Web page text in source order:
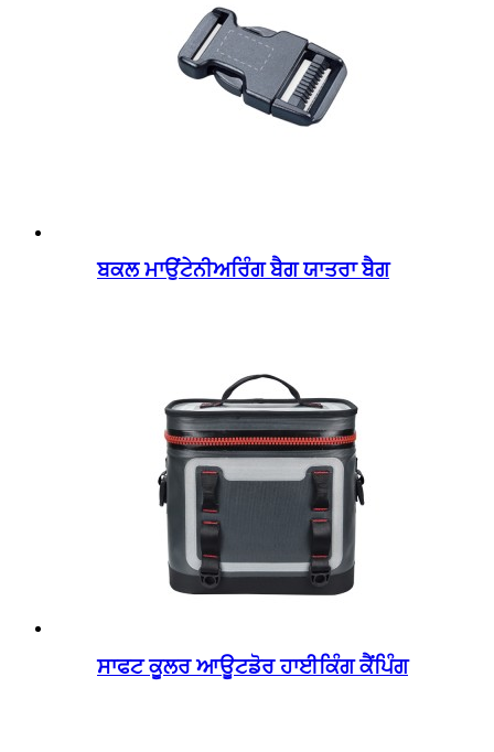
ਬਕਲ ਮਾਉਂਟੇਨੀਅਰਿੰਗ ਬੈਗ ਯਾਤਰਾ ਬੈਗ
ਸਾਫਟ ਕੂਲਰ ਆਊਟਡੋਰ ਹਾਈਕਿੰਗ ਕੈਂਪਿੰਗ